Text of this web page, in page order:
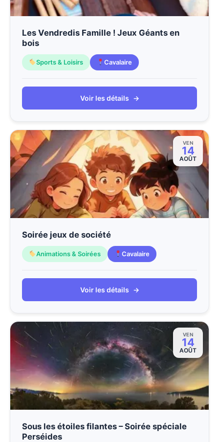
Les Vendredis Famille ! Jeux Géants en
bois
Sports & Loisirs Cavalaire
Voir les détails →
VEN
14
AOÛT
Soirée jeux de société
Animations & Soirées Cavalaire
Voir les détails →
VEN
14
AOÛT
Sous les étoiles filantes – Soirée spéciale
Perséides